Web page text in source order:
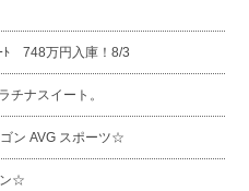
ｰﾄ 748万円入庫！8/3
チナスイート。
ン AVG スポーツ☆
☆